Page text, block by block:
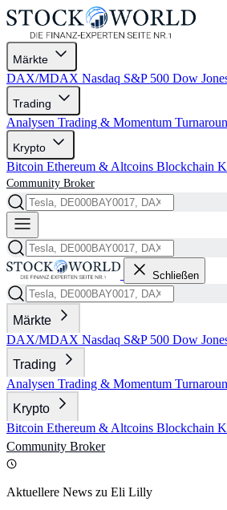
Märkte
DAX/MDAX Nasdaq S&P 500 Dow
Trading
Analysen Trading & Momentum
Krypto
Bitcoin Ethereum & Altcoins Blockchain
Community Broker
Schließen
Märkte
DAX/MDAX Nasdaq S&P 500 Dow
Trading
Analysen Trading & Momentum
Krypto
Bitcoin Ethereum & Altcoins Blockchain
Community Broker
Aktuellere News zu Eli Lilly